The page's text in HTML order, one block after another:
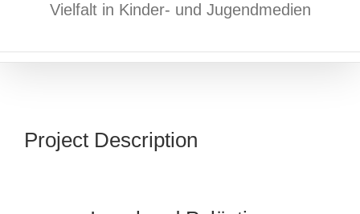
Vielfalt in Kinder- und Jugendmedien
Project Description